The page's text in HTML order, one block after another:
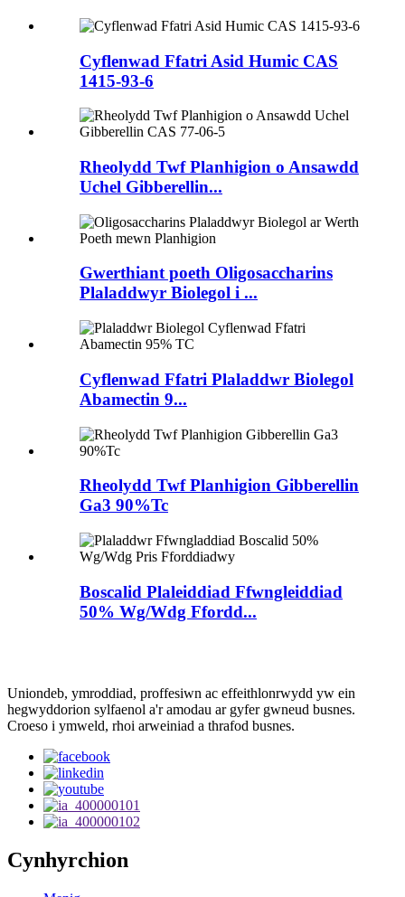
Cyflenwad Ffatri Asid Humic CAS
1415-93-6
Rheolydd Twf Planhigion o Ansawdd
Uchel Gibberellin...
Gwerthiant poeth Oligosaccharins
Plaladdwyr Biolegol i ...
Cyflenwad Ffatri Plaladdwr Biolegol
Abamectin 9...
Rheolydd Twf Planhigion Gibberellin
Ga3 90%Tc
Boscalid Plaleiddiad Ffwngleiddiad
50% Wg/Wdg Ffordd...
Uniondeb, ymroddiad, proffesiwn ac effeithlonrwydd yw ein
hegwyddorion sylfaenol a'r amodau ar gyfer gwneud busnes.
Croeso i ymweld, rhoi arweiniad a thrafod busnes.
Cynhyrchion